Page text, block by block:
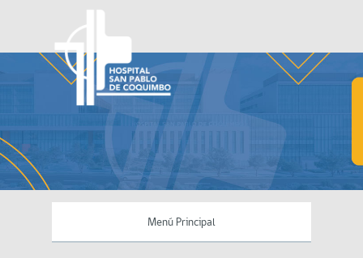
Menú Principal